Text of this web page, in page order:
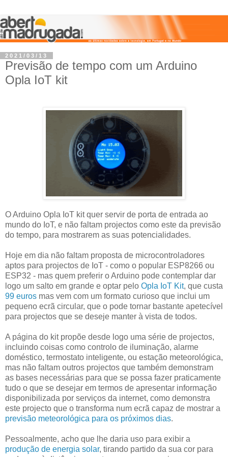
2021/03/13
Previsão de tempo com um Arduino
Opla IoT kit
O Arduino Opla IoT kit quer servir de porta de entrada ao
mundo do IoT, e não faltam projectos como este da previsão
do tempo, para mostrarem as suas potencialidades.
Hoje em dia não faltam proposta de microcontroladores
aptos para projectos de IoT - como o popular ESP8266 ou
ESP32 - mas quem preferir o Arduino pode contemplar dar
logo um salto em grande e optar pelo Opla IoT Kit, que custa
99 euros mas vem com um formato curioso que inclui um
pequeno ecrã circular, que o pode tornar bastante apetecível
para projectos que se deseje manter à vista de todos.
A página do kit propõe desde logo uma série de projectos,
incluindo coisas como controlo de iluminação, alarme
doméstico, termostato inteligente, ou estação meteorológica,
mas não faltam outros projectos que também demonstram
as bases necessárias para que se possa fazer praticamente
tudo o que se desejar em termos de apresentar informação
disponibilizada por serviços da internet, como demonstra
este projecto que o transforma num ecrã capaz de mostrar a
previsão meteorológica para os próximos dias.
Pessoalmente, acho que lhe daria uso para exibir a
produção de energia solar, tirando partido da sua cor para